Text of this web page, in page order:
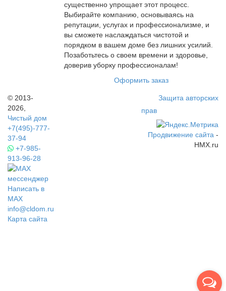
существенно упрощает этот процесс.
Выбирайте компанию, основываясь на
репутации, услугах и профессионализме, и
вы сможете наслаждаться чистотой и
порядком в вашем доме без лишних усилий.
Позаботьтесь о своем времени и здоровье,
доверив уборку профессионалам!
Оформить заказ
© 2013-
2026,
Чистый дом
+7(495)-777-
37-94
+7-985-
913-96-28
Написать в
MAX
info@cldom.ru
Карта сайта
Защита авторских
прав
Продвижение сайта -
HMX.ru